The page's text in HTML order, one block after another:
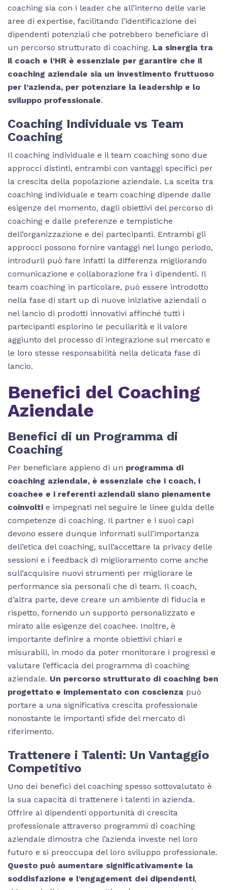
coaching sia con i leader che all’interno delle varie
aree di expertise, facilitando l’identificazione dei
dipendenti potenziali che potrebbero beneficiare di
un percorso strutturato di coaching. La sinergia tra
il coach e l’HR è essenziale per garantire che il
coaching aziendale sia un investimento fruttuoso
per l’azienda, per potenziare la leadership e lo
sviluppo professionale.
Coaching Individuale vs Team
Coaching
Il coaching individuale e il team coaching sono due
approcci distinti, entrambi con vantaggi specifici per
la crescita della popolazione aziendale. La scelta tra
coaching individuale e team coaching dipende dalle
esigenze del momento, dagli obiettivi del percorso di
coaching e dalle preferenze e tempistiche
dell’organizzazione e dei partecipanti. Entrambi gli
approcci possono fornire vantaggi nel lungo periodo,
introdurli può fare infatti la differenza migliorando
comunicazione e collaborazione fra i dipendenti. Il
team coaching in particolare, può essere introdotto
nella fase di start up di nuove iniziative aziendali o
nel lancio di prodotti innovativi affinché tutti i
partecipanti esplorino le peculiarità e il valore
aggiunto del processo di integrazione sul mercato e
le loro stesse responsabilità nella delicata fase di
lancio.
Benefici del Coaching
Aziendale
Benefici di un Programma di
Coaching
Per beneficiare appieno di un programma di
coaching aziendale, è essenziale che i coach, i
coachee e i referenti aziendali siano pienamente
coinvolti e impegnati nel seguire le linee guida delle
competenze di coaching. Il partner e i suoi capi
devono essere dunque informati sull’importanza
dell’etica del coaching, sull’accettare la privacy delle
sessioni e i feedback di miglioramento come anche
sull’acquisire nuovi strumenti per migliorare le
performance sia personali che di team. Il coach,
d’altra parte, deve creare un ambiente di fiducia e
rispetto, fornendo un supporto personalizzato e
mirato alle esigenze del coachee. Inoltre, è
importante definire a monte obiettivi chiari e
misurabili, in modo da poter monitorare i progressi e
valutare l’efficacia del programma di coaching
aziendale. Un percorso strutturato di coaching ben
progettato e implementato con coscienza può
portare a una significativa crescita professionale
nonostante le importanti sfide del mercato di
riferimento.
Trattenere i Talenti: Un Vantaggio
Competitivo
Uno dei benefici del coaching spesso sottovalutato è
la sua capacità di trattenere i talenti in azienda.
Offrire ai dipendenti opportunità di crescita
professionale attraverso programmi di coaching
aziendale dimostra che l’azienda investe nel loro
futuro e si preoccupa del loro sviluppo professionale.
Questo può aumentare significativamente la
soddisfazione e l’engagement dei dipendenti,